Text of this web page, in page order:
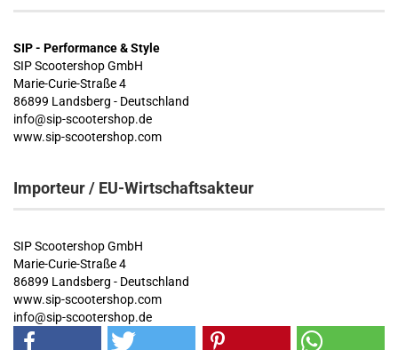
SIP - Performance & Style
SIP Scootershop GmbH
Marie-Curie-Straße 4
86899 Landsberg - Deutschland
info@sip-scootershop.de
www.sip-scootershop.com
Importeur / EU-Wirtschaftsakteur
SIP Scootershop GmbH
Marie-Curie-Straße 4
86899 Landsberg - Deutschland
www.sip-scootershop.com
info@sip-scootershop.de